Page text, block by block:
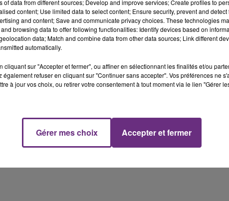
LE MAGASIN JOUÉCLUB DE REIMS FERME
SES PORTES
rémois. Le magasin JouéClub est contraint de
fermer ses portes.
of data from different sources; Develop and improve services; Create profiles to
content; Use limited data to select content; Ensure security, prevent and
and content; Save and communicate privacy choices. These technologies
browsing data to offer following functionalities: Identify devices based on
data; Match and combine data from other data sources; Link different
automatically.
cliquant sur "Accepter et fermer", ou affiner en sélectionnant les finalités et/ou
également refuser en cliquant sur "Continuer sans accepter". Vos préférences ne
à jour vos choix, ou retirer votre consentement à tout moment via le lien "Gérer
Gérer mes choix Accepter et fermer